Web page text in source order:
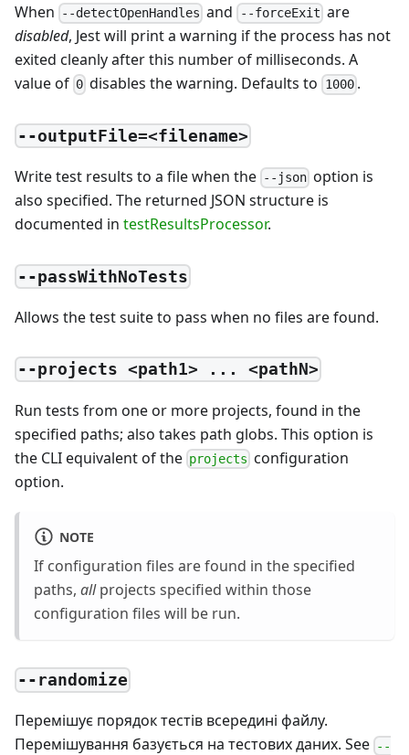
When --detectOpenHandles and --forceExit are
disabled, Jest will print a warning if the process has not
exited cleanly after this number of milliseconds. A
value of 0 disables the warning. Defaults to 1000.
--outputFile=<filename>
Write test results to a file when the --json option is
also specified. The returned JSON structure is
documented in testResultsProcessor.
--passWithNoTests
Allows the test suite to pass when no files are found.
--projects <path1> ... <pathN>
Run tests from one or more projects, found in the
specified paths; also takes path globs. This option is
the CLI equivalent of the projects configuration
option.
NOTE
If configuration files are found in the specified
paths, allprojects specified within those
configuration files will be run.
--randomize
Перемішує порядок тестів всередині файлу.
Перемішування базується на тестових даних. See --